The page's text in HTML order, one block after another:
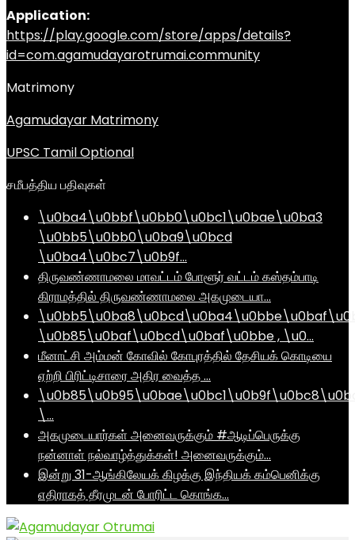
Application:
https://play.google.com/store/apps/details?
id=com.agamudayarotrumai.community
Matrimony
Agamudayar Matrimony
UPSC Tamil Optional
சமீபத்திய பதிவுகள்
\u0ba4\u0bbf\u0bb0\u0bc1\u0bae\u0ba3
\u0bb5\u0bb0\u0ba9\u0bcd
\u0ba4\u0bc7\u0b9f…
திருவண்ணாமலை மாவட்டம் போளூர் வட்டம் கஸ்தம்பாடி
கிராமத்தில் திருவண்ணாமலை அகமுடையா…
\u0b85\u0baf\u0bcd\u0baf\u0bbe , \u0…
மீனாட்சி அம்மன் கோவில் கோபுரத்தில் தேசியக் கொடியை
ஏற்றி பிரிட்டிசாரை அதிர வைத்த …
\…
அகமுடையார்கள் அனைவருக்கும் #ஆடிப்பெருக்கு
நன்னாள் நல்வாழ்த்துக்கள்! அனைவருக்கும்…
இன்று 31-ஆங்கிலேயக் கிழக்கு இந்தியக் கம்பெனிக்கு
எதிராகத் தீரமுடன் போரிட்ட கொங்க…